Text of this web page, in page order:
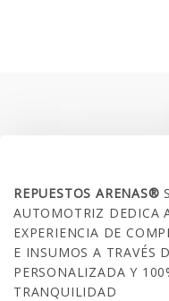
REPUESTOS ARENAS®
AUTOMOTRIZ DEDICA
EXPERIENCIA DE
E INSUMOS A TRAVÉS
PERSONALIZADA Y
TRANQUILIDAD